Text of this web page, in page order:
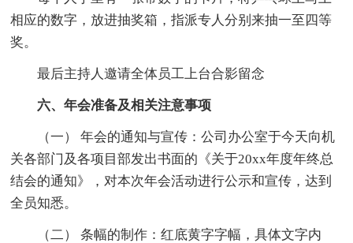
相应的数字，放进抽奖箱，指派专人分别来抽一至四等
奖。
最后主持人邀请全体员工上台合影留念
六、年会准备及相关注意事项
（一） 年会的通知与宣传：公司办公室于今天向机
关各部门及各项目部发出书面的《关于20xx年度年终总
结会的通知》，对本次年会活动进行公示和宣传，达到
全员知悉。
（二） 条幅的制作：红底黄字字幅，具体文字内